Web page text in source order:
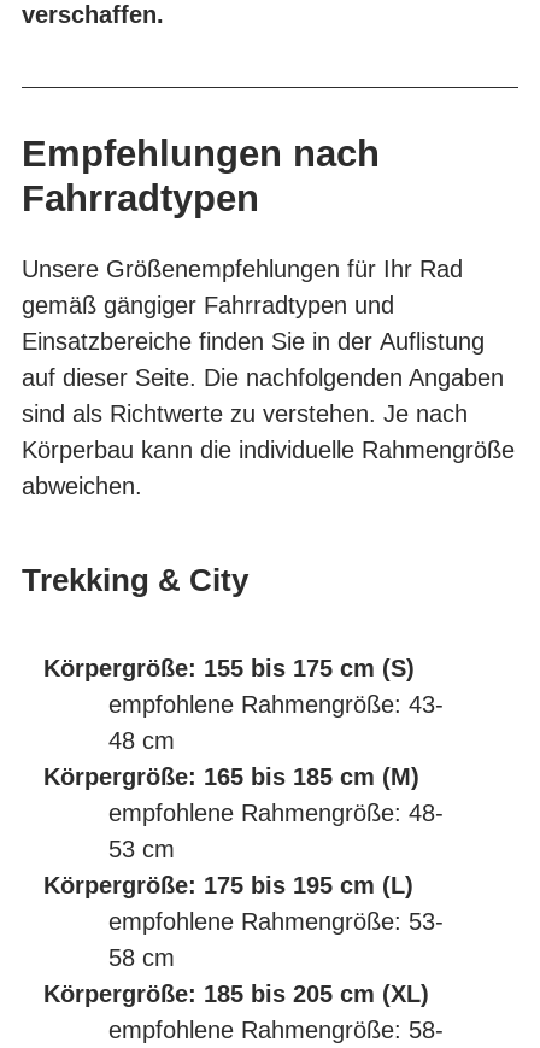
verschaffen.
Empfehlungen nach
Fahrradtypen
Unsere Größenempfehlungen für Ihr Rad
gemäß gängiger Fahrradtypen und
Einsatzbereiche finden Sie in der Auflistung
auf dieser Seite. Die nachfolgenden Angaben
sind als Richtwerte zu verstehen. Je nach
Körperbau kann die individuelle Rahmengröße
abweichen.
Trekking & City
Körpergröße: 155 bis 175 cm (S)
empfohlene Rahmengröße: 43-
48 cm
Körpergröße: 165 bis 185 cm (M)
empfohlene Rahmengröße: 48-
53 cm
Körpergröße: 175 bis 195 cm (L)
empfohlene Rahmengröße: 53-
58 cm
Körpergröße: 185 bis 205 cm (XL)
empfohlene Rahmengröße: 58-